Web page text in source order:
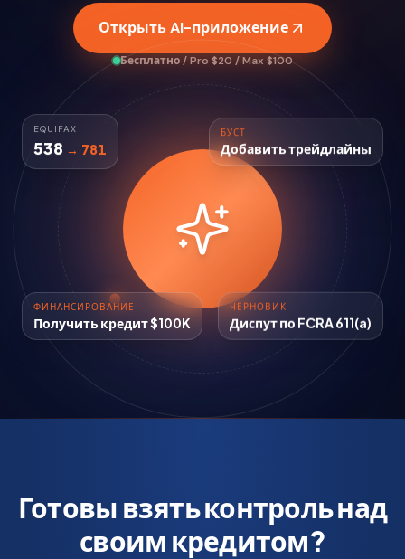
Открыть AI-приложение
Бесплатно / Pro $20 / Max $100
EQUIFAX
538 → 781
ЧЕРНОВИК
Диспут по FCRA 611(a)
БУСТ
Добавить трейдлайны
ФИНАНСИРОВАНИЕ
Получить кредит $100K
Готовы взять контроль над
своим кредитом?